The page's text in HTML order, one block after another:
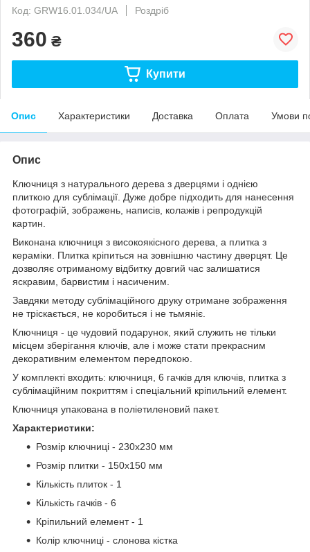
Код: GRW16.01.034/UA
Роздріб
360 ₴
Купити
Опис Характеристики Доставка Оплата Умови
Опис
Ключниця з натурального дерева з дверцями і однією
плиткою для сублімації. Дуже добре підходить для нанесення
фотографій, зображень, написів, колажів і репродукцій
картин.
Виконана ключниця з високоякісного дерева, а плитка з
кераміки. Плитка кріпиться на зовнішню частину дверцят. Це
дозволяє отриманому відбитку довгий час залишатися
яскравим, барвистим і насиченим.
Завдяки методу сублімаційного друку отримане зображення
не тріскається, не коробиться і не тьмяніє.
Ключниця - це чудовий подарунок, який служить не тільки
місцем зберігання ключів, але і може стати прекрасним
декоративним елементом передпокою.
У комплекті входить: ключниця, 6 гачків для ключів, плитка з
сублімаційним покриттям і спеціальний кріпильний елемент.
Ключниця упакована в поліетиленовий пакет.
Характеристики:
Розмір ключниці - 230х230 мм
Розмір плитки - 150х150 мм
Кількість плиток - 1
Кількість гачків - 6
Кріпильний елемент - 1
Колір ключниці - слонова кістка